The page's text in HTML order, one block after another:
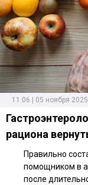
11:06 | 05 ноября 2025
рациона
Правильно
помощником в
после